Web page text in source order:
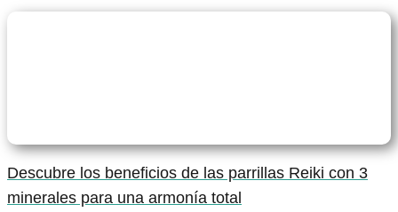
Descubre los beneficios de las parrillas Reiki con 3
minerales para una armonía total